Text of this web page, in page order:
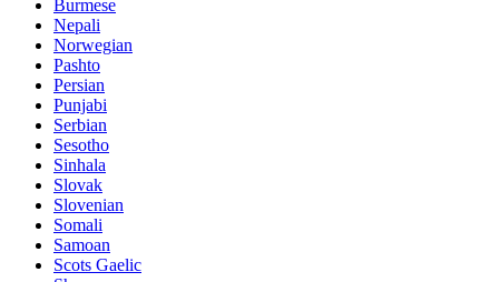
Burmese
Nepali
Norwegian
Pashto
Persian
Punjabi
Serbian
Sesotho
Sinhala
Slovak
Slovenian
Somali
Samoan
Scots Gaelic